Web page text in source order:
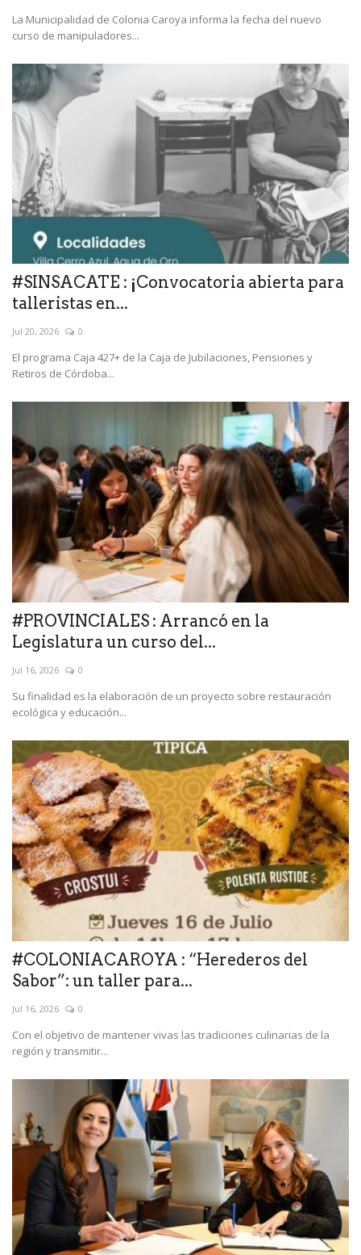
La Municipalidad de Colonia Caroya informa la fecha del nuevo
curso de manipuladores...
#SINSACATE : ¡Convocatoria abierta para
talleristas en...
Jul 20, 2026 0
El programa Caja 427+ de la Caja de Jubilaciones, Pensiones y
Retiros de Córdoba...
#PROVINCIALES : Arrancó en la
Legislatura un curso del...
Jul 16, 2026 0
Su finalidad es la elaboración de un proyecto sobre restauración
ecológica y educación...
#COLONIACAROYA : “Herederos del
Sabor”: un taller para...
Jul 16, 2026 0
Con el objetivo de mantener vivas las tradiciones culinarias de la
región y transmitir...